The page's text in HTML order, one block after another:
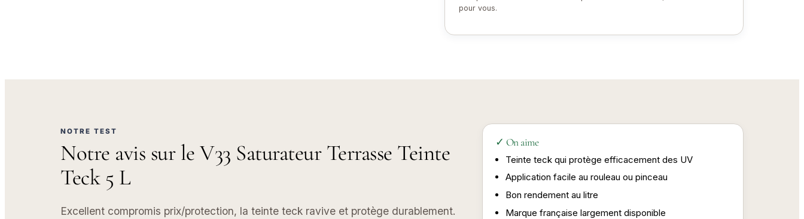
pour vous.
NOTRE TEST
Notre avis sur le V33 Saturateur Terrasse Teinte
Teck 5 L
Excellent compromis prix/protection, la teinte teck ravive et protège durablement.
✓ On aime
Teinte teck qui protège efficacement des UV
Application facile au rouleau ou pinceau
Bon rendement au litre
Marque française largement disponible